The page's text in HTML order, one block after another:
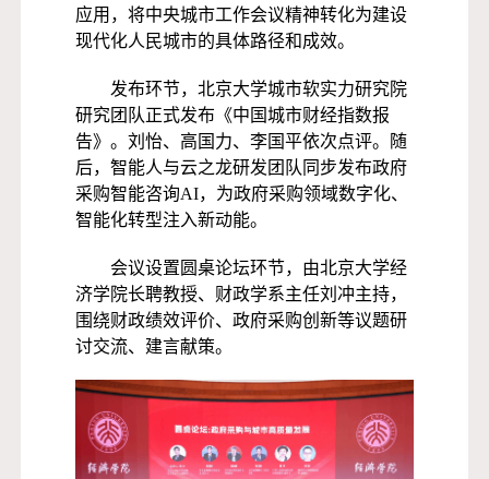
应用，将中央城市工作会议精神转化为建设
现代化人民城市的具体路径和成效。
发布环节，北京大学城市软实力研究院
研究团队正式发布《中国城市财经指数报
告》。刘怡、高国力、李国平依次点评。随
后，智能人与云之龙研发团队同步发布政府
采购智能咨询AI，为政府采购领域数字化、
智能化转型注入新动能。
会议设置圆桌论坛环节，由北京大学经
济学院长聘教授、财政学系主任刘冲主持，
围绕财政绩效评价、政府采购创新等议题研
讨交流、建言献策。